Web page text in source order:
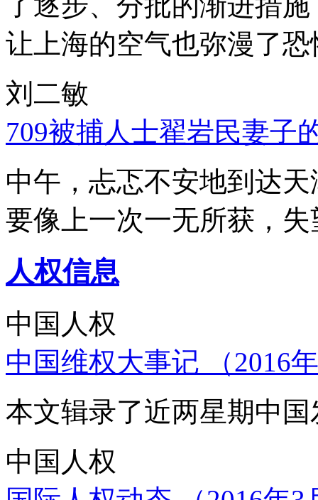
让上海的空气也弥漫了
刘二敏
709被捕人士翟岩民妻子
中午，忐忑不安地到达
要像上一次一无所获，
人权信息
中国人权
中国维权大事记 （2016
本文辑录了近两星期中
中国人权